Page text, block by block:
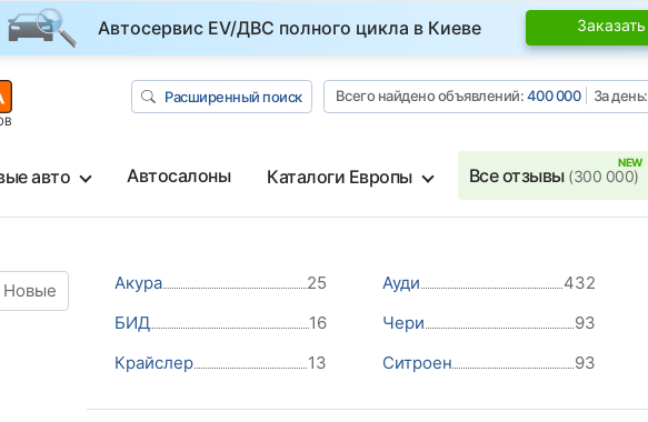
Автосервис EV/ДВС полного цикла в Киеве Заказать
Расширенный поиск Всего найдено объявлений:400 000 За день:
авто Автосалоны Каталоги Европы Все отзывы (300 000)
Новые Акура 25 Ауди 432
БИД
16 Чери 93
Крайслер
13 Ситроен 93